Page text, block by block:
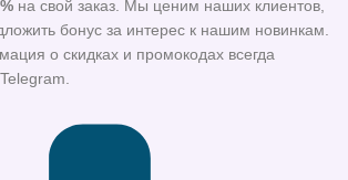
на свой заказ. Мы ценим наших клиентов,
бонус за интерес к нашим новинкам.
о скидках и промокодах всегда